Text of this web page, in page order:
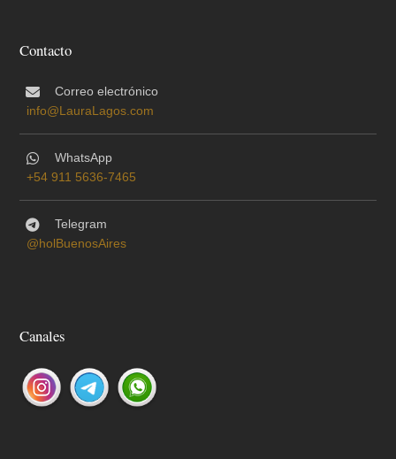
Contacto
Correo electrónico
info@LauraLagos.com
WhatsApp
+54 911 5636-7465
Telegram
@holBuenosAires
Canales